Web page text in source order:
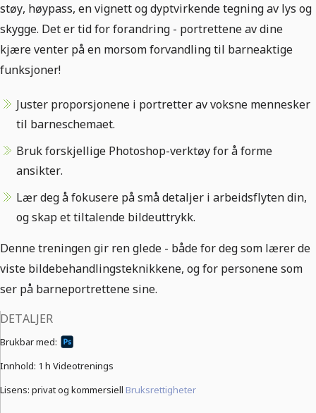
støy, høypass, en vignett og dyptvirkende tegning av lys og
skygge. Det er tid for forandring - portrettene av dine
kjære venter på en morsom forvandling til barneaktige
funksjoner!
Juster proporsjonene i portretter av voksne mennesker
til barneschemaet.
Bruk forskjellige Photoshop-verktøy for å forme
ansikter.
Lær deg å fokusere på små detaljer i arbeidsflyten din,
og skap et tiltalende bildeuttrykk.
Denne treningen gir ren glede - både for deg som lærer de
viste bildebehandlingsteknikkene, og for personene som
ser på barneportrettene sine.
DETALJER
Brukbar med:
Innhold: 1 h Videotrenings
Lisens: privat og kommersiell Bruksrettigheter